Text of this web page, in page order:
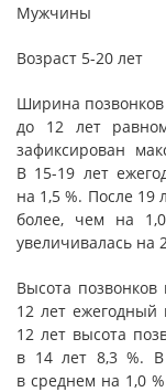
Мужчины
Возраст 5-20 лет
Ширина позвонков
до 12 лет
зафиксирован
В 15-19 лет
на 1,5 %. После 19
более, чем на
увеличивалась на
Высота позвонков
12 лет ежегодный
12 лет высота
в 14 лет 8,3 %. В
в среднем на 1,0